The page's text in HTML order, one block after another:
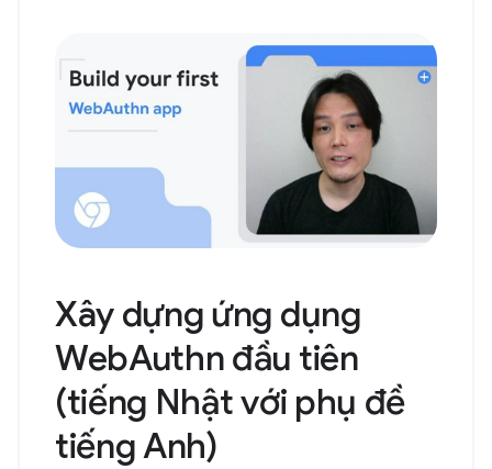
Xây dựng ứng dụng
WebAuthn đầu tiên
(tiếng Nhật với phụ đề
tiếng Anh)